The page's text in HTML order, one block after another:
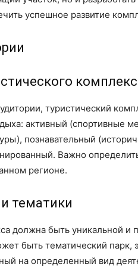
успешное развитие
туристический
активный (спортивные
познавательный
Важно
регионе.
тематики
должна быть уникальной и
быть тематический парк,
на определенный вид